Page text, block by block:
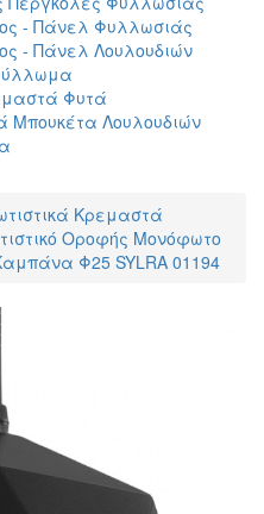
- Πάνελ Φυλλωσιάς
- Πάνελ Λουλουδιών
Φυτά
Μπουκέτα Λουλουδιών
Κρεμαστά
Οροφής Μονόφωτο
Φ25 SYLRA 01194